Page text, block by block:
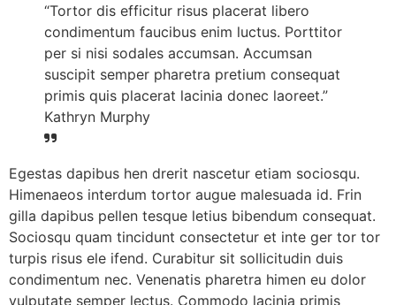
“Tortor dis efficitur risus placerat libero
condimentum faucibus enim luctus. Porttitor
per si nisi sodales accumsan. Accumsan
suscipit semper pharetra pretium consequat
primis quis placerat lacinia donec laoreet.”
Kathryn Murphy
Egestas dapibus hen drerit nascetur etiam sociosqu.
Himenaeos interdum tortor augue malesuada id. Frin
gilla dapibus pellen tesque letius bibendum consequat.
Sociosqu quam tincidunt consectetur et inte ger tor tor
turpis risus ele ifend. Curabitur sit sollicitudin duis
condimentum nec. Venenatis pharetra himen eu dolor
vulputate semper lectus. Commodo lacinia primis